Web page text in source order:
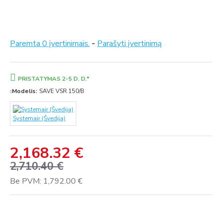
Paremta 0 įvertinimais. - Parašyti įvertinimą
2,168.32 €
2,710.40 €
Be PVM: 1,792.00 €
PRISTATYMAS 2-5 D. D.*
Modelis: SAVE VSR 150/B
Systemair (Švedija)